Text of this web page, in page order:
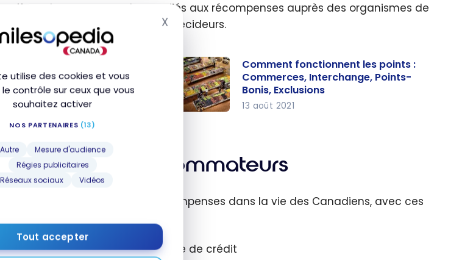
utilise des cookies et vous
contrôle sur ceux que vous
souhaitez activer
NOS PARTENAIRES (13)
Autre
Mesure d'audience
Régies publicitaires
Réseaux sociaux
Vidéos
Tout accepter
XMasquer le bandeau des cookies
des consommateurs reliés aux récompenses auprès des organismes de
élus et des autres décideurs.
les bonus de souscription
Canada?
points :
es,
Points-
Comment fonctionnent les points :
Commerces, Interchange, Points-
Bonis, Exclusions
13 août 2021
service des consommateurs
des points et des récompenses dans la vie des Canadiens, avec ces
possèdent au moins une carte de crédit